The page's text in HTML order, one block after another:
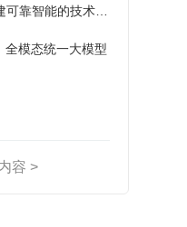
靠智能的技术路
模态统一大模型
容 >